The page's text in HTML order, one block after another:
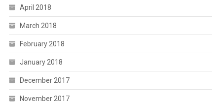
April 2018
March 2018
February 2018
January 2018
December 2017
November 2017